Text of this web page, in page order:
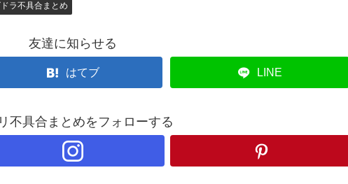
ラ不具合まとめ
友達に知らせる
はてブ LINE
不具合まとめをフォローする